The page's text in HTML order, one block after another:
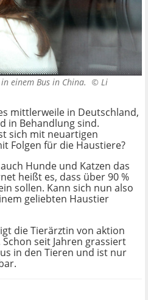
einem Bus in China. © Li
mittlerweile in Deutschland,
in Behandlung sind.
sich mit neuartigen
Folgen für die Haustiere?
Hunde und Katzen das
heißt es, dass über 90 %
sollen. Kann sich nun also
geliebten Haustier
die Tierärztin von aktion
seit Jahren grassiert
in den Tieren und ist nur